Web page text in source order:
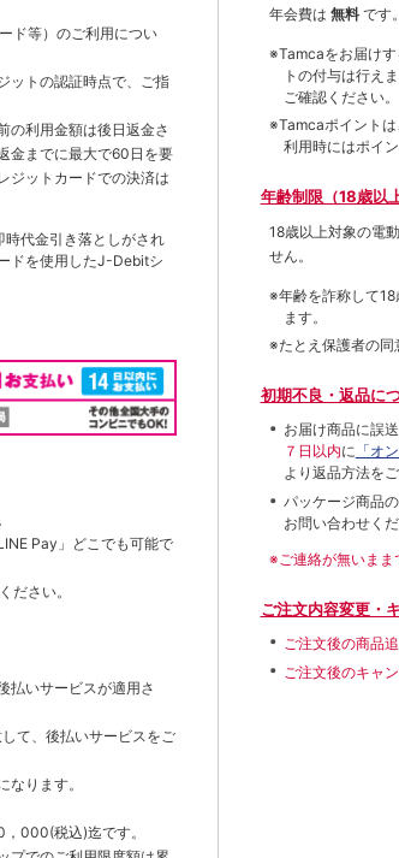
ド等） のご利用につい
ットの認証時点で、ご指
の利用金額は後日返金さ
金までに最大で60日を要
ジットカードでの決済は
代金引き落としがされ
ドを使用したJ-Debitシ
Pay」どこでも可能で
ださい。
払いサービスが適用さ
て、後払いサービスをご
ります。
000(税込)迄です。
年会費は 無料 です。
※Tamcaをお届け
トの付与は⾏え
ご確認ください。
※Tamcaポイント
利用時にはポイ
年齢制限（18歳以
18歳以上対象の電
せん。
※年齢を詐称して
ます。
※たとえ保護者の同
初期不良・返品に
お届け商品に誤
７日以内に 「オ
より返品方法を
パッケージ商品
お問い合わせくだ
※ご連絡が無いまま
ご注文内容変更・
ご注文後の商品
ご注文後のキャ